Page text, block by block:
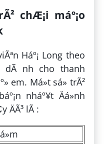
chÆ¡i máº¡o
Háº¡ Long theo
dÃ nh cho thanh
em. Má»t sá» trÃ²
nháº¥t Äá»nh
ÄÃ³ lÃ :